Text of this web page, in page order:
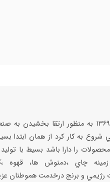
بسيط در سال ۱۳۶۹ به منظور ارتقا
شروع به كار كرد از همان ابتدا
را دارا باشد بسيط با
چاي ،دمنوش ها، قهوه
رژيمي و برنج درخدمت هموطنان